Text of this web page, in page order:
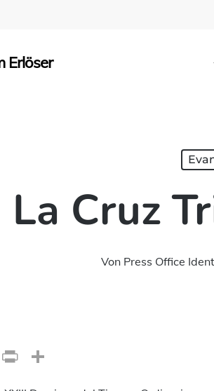
Erlöser
La Cruz
Von Press Office
EmailPrint